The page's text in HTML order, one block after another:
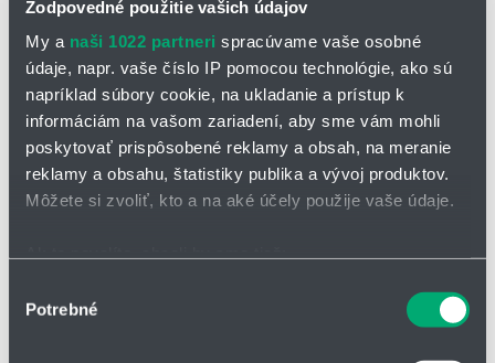
Zodpovedné použitie vašich údajov
My a naši 1022 partneri spracúvame vaše osobné
údaje, napr. vaše číslo IP pomocou technológie, ako sú
napríklad súbory cookie, na ukladanie a prístup k
informáciám na vašom zariadení, aby sme vám mohli
poskytovať prispôsobené reklamy a obsah, na meranie
reklamy a obsahu, štatistiky publika a vývoj produktov.
Môžete si zvoliť, kto a na aké účely použije vaše údaje.
polohe s presnosťou na niekoľko metrov
súhlasu
Potrebné
OPÝTAŤ SA / ODOSLAŤ DOPYT
Čerpadlá RF 409.2-K
Vysoký rozsah tlakov až do 140 bar
Vysoká prevádzková spoľahlivosť vďaka lekážnej koncovke
Nízke nároky na údržbu vďaka málo opotrebiteľným dielom